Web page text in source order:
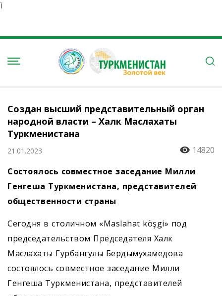
Ï
Создан высший представительный орган
народной власти – Халк Маслахаты
Туркменистана
21.01.2023
14820
Состоялось совместное заседание Милли
Генгеша Туркменистана, представителей
общественности страны
Сегодня в столичном «Maslahat köşgi» под
председательством Председателя Халк
Маслахаты Гурбангулы Бердымухамедова
состоялось совместное заседание Милли
Генгеша Туркменистана, представителей